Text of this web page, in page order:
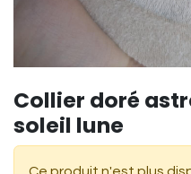
Collier doré
soleil lune